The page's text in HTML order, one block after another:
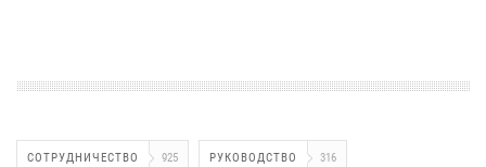
СОТРУДНИЧЕСТВО 925 РУКОВОДСТВО 316